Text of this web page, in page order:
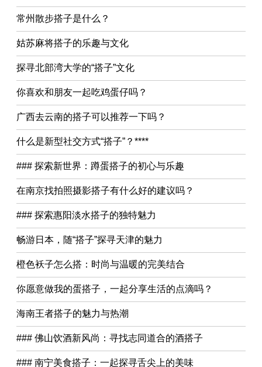
常州散步搭子是什么？
姑苏麻将搭子的乐趣与文化
探寻北部湾大学的“搭子”文化
你喜欢和朋友一起吃鸡蛋仔吗？
广西去云南的搭子可以推荐一下吗？
什么是新型社交方式“搭子”？****
### 探索新世界：蹲蛋搭子的初心与乐趣
在南京找拍照摄影搭子有什么好的建议吗？
### 探索惠阳淡水搭子的独特魅力
畅游日本，随“搭子”探寻天津的魅力
橙色袄子怎么搭：时尚与温暖的完美结合
你愿意做我的蛋搭子，一起分享生活的点滴吗？
海南王者搭子的魅力与热潮
### 佛山饮酒新风尚：寻找志同道合的酒搭子
### 南宁美食搭子：一起探寻舌尖上的美味